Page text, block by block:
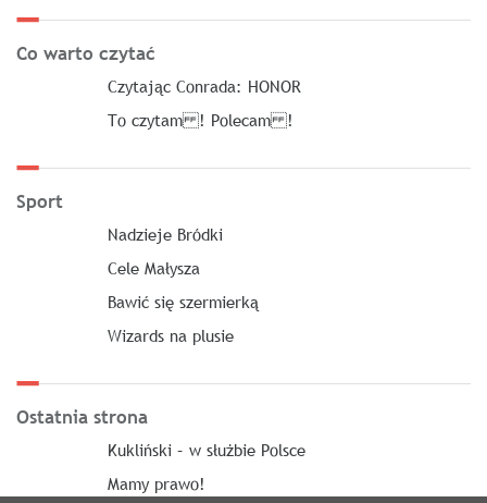
Co warto czytać
Czytając Conrada: HONOR
To czytam ! Polecam !
Sport
Nadzieje Bródki
Cele Małysza
Bawić się szermierką
Wizards na plusie
Ostatnia strona
Kukliński – w służbie Polsce
Mamy prawo!